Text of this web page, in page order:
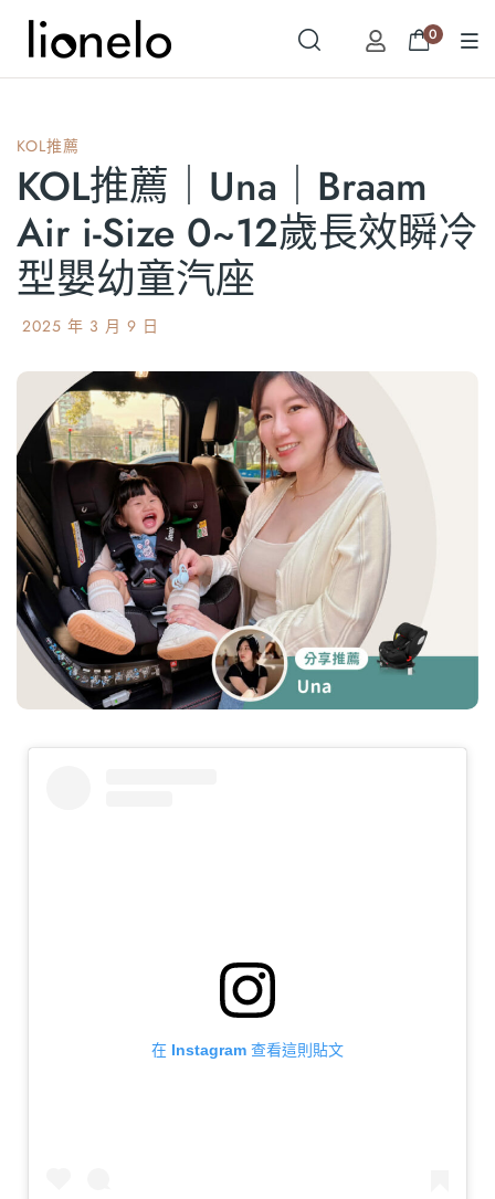
0
KOL推薦
KOL推薦｜Una｜Braam
Air i-Size 0~12歲長效瞬冷
型嬰幼童汽座
2025 年 3 月 9 日
在 Instagram 查看這則貼文